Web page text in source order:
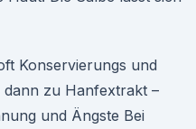
Konservierungs und
zu Hanfextrakt –
und Ängste Bei